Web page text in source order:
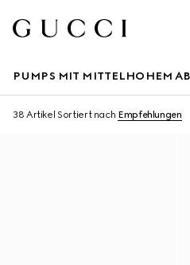
PUMPS MIT MITTELHOHEM
38 Artikel Sortiert nach Empfehlungen